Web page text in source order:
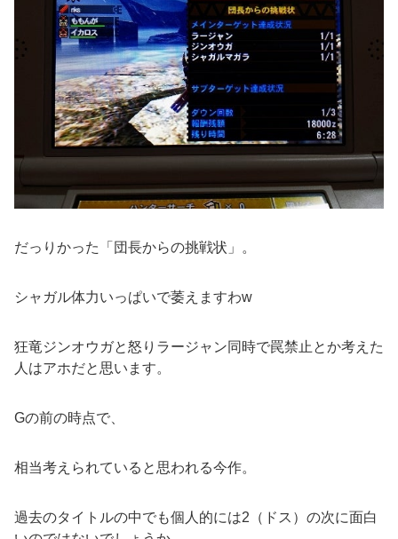
だっりかった「団長からの挑戦状」。
シャガル体力いっぱいで萎えますわw
狂竜ジンオウガと怒りラージャン同時で罠禁止とか考えた
人はアホだと思います。
Gの前の時点で、
相当考えられていると思われる今作。
過去のタイトルの中でも個人的には2（ドス）の次に面白